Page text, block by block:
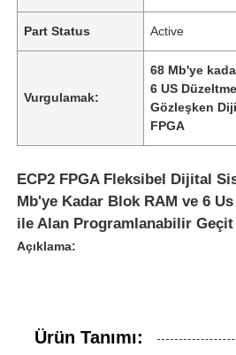
Part Status Active
Vurgulamak:
68 Mb'ye
6 US
Gözleşken
FPGA
ECP2 FPGA Fleksibel Dijital
Mb'ye Kadar Blok RAM ve 6
ile Alan Programlanabilir
Açıklama:
Ürün Tanımı: